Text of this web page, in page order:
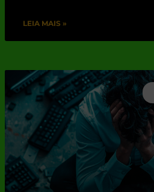
LEIA MAIS »